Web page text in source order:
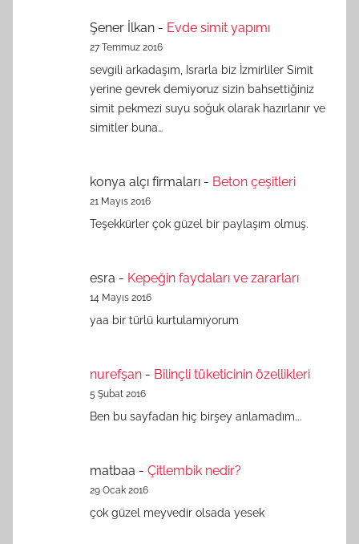
Şener İlkan - Evde simit yapımı
27 Temmuz 2016
sevgili arkadaşım, Israrla biz İzmirliler Simit
yerine gevrek demiyoruz sizin bahsettiğiniz
simit pekmezi suyu soğuk olarak hazırlanır ve
simitler buna…
konya alçı firmaları - Beton çeşitleri
21 Mayıs 2016
Teşekkürler çok güzel bir paylaşım olmuş.
esra - Kepeğin faydaları ve zararları
14 Mayıs 2016
yaa bir türlü kurtulamıyorum
nurefşan - Bilinçli tüketicinin özellikleri
5 Şubat 2016
Ben bu sayfadan hiç birşey anlamadım...
matbaa - Çitlembik nedir?
29 Ocak 2016
çok güzel meyvedir olsada yesek